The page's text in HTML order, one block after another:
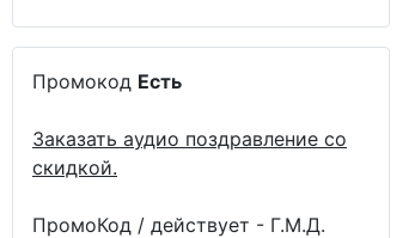
Промокод Есть
Заказать аудио поздравление со
скидкой.
ПромоКод / действует - Г.М.Д.